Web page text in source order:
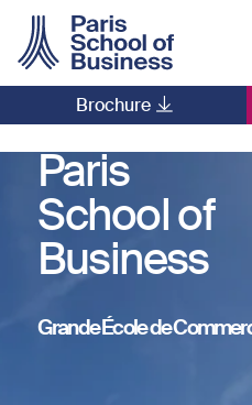
Brochure
Paris
School of
Business
Grande École de